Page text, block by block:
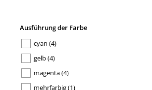
Ausführung der Farbe
cyan (4)
gelb(4)
magenta(4)
mehrfarbig(1)